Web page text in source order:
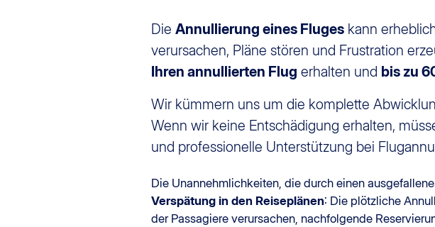
Die Annullierung eines Fluges kann
verursachen, Pläne stören und Frustration
Ihren annullierten Flug erhalten und bis zu
Wir kümmern uns um die komplette
Wenn wir keine Entschädigung erhalten,
und professionelle Unterstützung bei
Die Unannehmlichkeiten, die durch einen
Verspätung in den Reiseplänen: Die plötzliche
der Passagiere verursachen, nachfolgende